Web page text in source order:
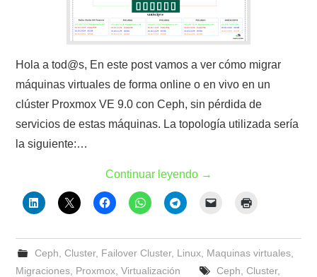
Hola a tod@s, En este post vamos a ver cómo migrar
máquinas virtuales de forma online o en vivo en un
clúster Proxmox VE 9.0 con Ceph, sin pérdida de
servicios de estas máquinas. La topología utilizada sería
la siguiente:…
Continuar leyendo →
Ceph Cluster, Failover Cluster, Linux, Maquinas virtuales,
Migraciones Proxmox ,Virtualización Ceph Cluster,